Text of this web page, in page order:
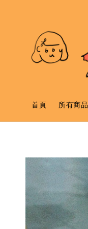
首頁 所有商品